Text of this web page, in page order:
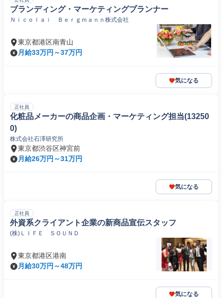
ブランディング・マーケティングプランナー
Ｎｉｃｏｌａｉ Ｂｅｒｇｍａｎｎ株式会社
東京都港区南青山
月給33万円～37万円
気になる
正社員
化粧品メーカーの商品企画・マーケティング担当(13250
0)
株式会社石澤研究所
東京都渋谷区神宮前
月給26万円～31万円
気になる
正社員
外資系クライアント企業の新商品宣伝スタッフ
(株)ＬＩＦＥ ＳＯＵＮＤ
東京都港区港南
月給30万円～48万円
気になる